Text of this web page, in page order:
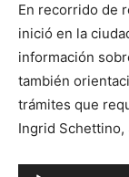
En recorrido de
inició en la
información
también
trámites que
Ingrid Schettino,